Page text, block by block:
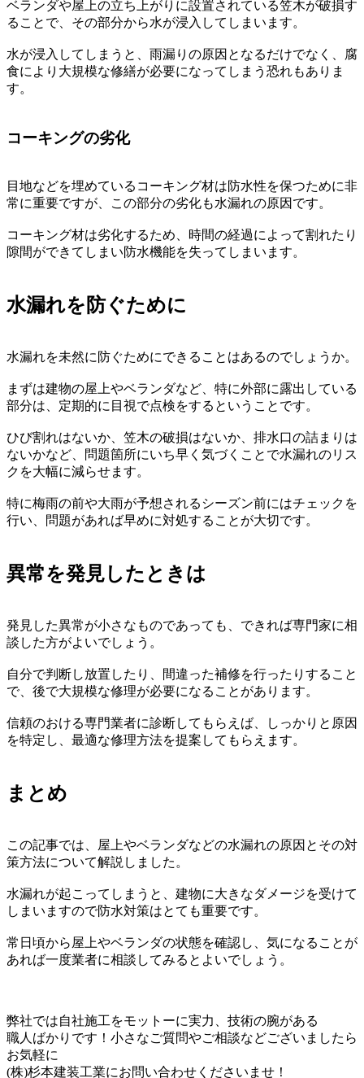
ベランダや屋上の立ち上がりに設置されている笠木が破損す
ることで、その部分から水が浸入してしまいます。
水が浸入してしまうと、雨漏りの原因となるだけでなく、腐
食により大規模な修繕が必要になってしまう恐れもありま
す。
コーキングの劣化
目地などを埋めているコーキング材は防水性を保つために非
常に重要ですが、この部分の劣化も水漏れの原因です。
コーキング材は劣化するため、時間の経過によって割れたり
隙間ができてしまい防水機能を失ってしまいます。
水漏れを防ぐために
水漏れを未然に防ぐためにできることはあるのでしょうか。
まずは建物の屋上やベランダなど、特に外部に露出している
部分は、定期的に目視で点検をするということです。
ひび割れはないか、笠木の破損はないか、排水口の詰まりは
ないかなど、問題箇所にいち早く気づくことで水漏れのリス
クを大幅に減らせます。
特に梅雨の前や大雨が予想されるシーズン前にはチェックを
行い、問題があれば早めに対処することが大切です。
異常を発見したときは
発見した異常が小さなものであっても、できれば専門家に相
談した方がよいでしょう。
自分で判断し放置したり、間違った補修を行ったりすること
で、後で大規模な修理が必要になることがあります。
信頼のおける専門業者に診断してもらえば、しっかりと原因
を特定し、最適な修理方法を提案してもらえます。
まとめ
この記事では、屋上やベランダなどの水漏れの原因とその対
策方法について解説しました。
水漏れが起こってしまうと、建物に大きなダメージを受けて
しまいますので防水対策はとても重要です。
常日頃から屋上やベランダの状態を確認し、気になることが
あれば一度業者に相談してみるとよいでしょう。
弊社では自社施工をモットーに実力、技術の腕がある
職人ばかりです！小さなご質問やご相談などございましたら
お気軽に
(株)杉本建装工業にお問い合わせくださいませ！